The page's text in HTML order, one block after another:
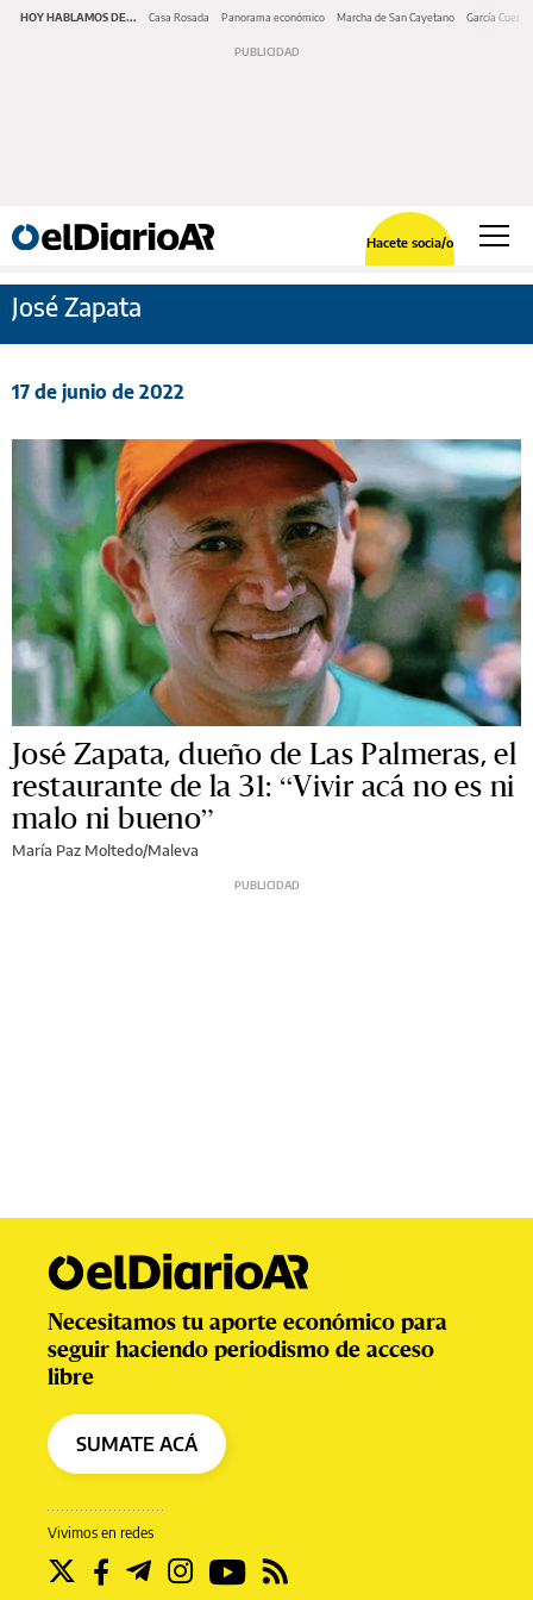
HOY HABLAMOS DE... Casa Rosada Panorama económico Marcha de San Cayetano García Cuerva
Hacete socia/o
José Zapata
17 de junio de 2022
José Zapata, dueño de Las Palmeras, el
restaurante de la 31: “Vivir acá no es ni
malo ni bueno”
María Paz Moltedo/Maleva
Vivimos en redes
Necesitamos tu aporte económico para
seguir haciendo periodismo de acceso
libre
SUMATE ACÁ